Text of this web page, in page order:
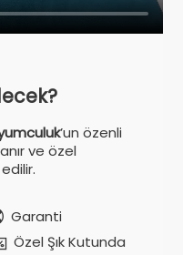
’un özenli
ve özel
Garanti
Özel Şık Kutunda